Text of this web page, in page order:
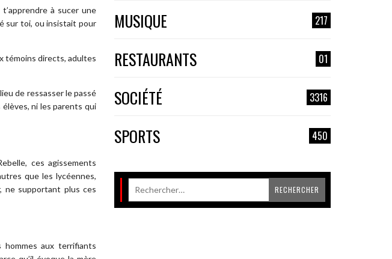
à sucer une
sur toi, ou insistait pour
témoins directs, adultes
de ressasser le passé
ni les parents qui
ces agissements
que les lycéennes,
ne supportant plus ces
hommes aux terrifiants
MUSIQUE 217
RESTAURANTS 01
SOCIÉTÉ 3316
SPORTS 450